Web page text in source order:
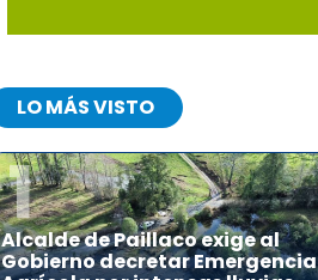
LO MÁS VISTO
1
Alcalde de Paillaco exige al
Gobierno decretar Emergencia